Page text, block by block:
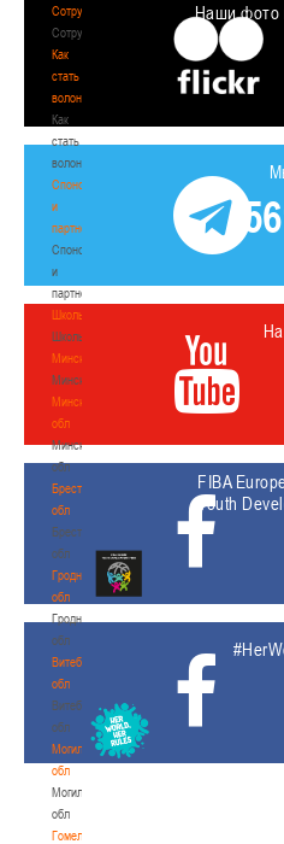
Сотрудничество
Сотрудничество
Как
стать
волонтером
Как
стать
волонтером
Спонсоры
и
партнеры
Спонсоры
и
партнеры
Школы
Школы
Минск
Минск
Минская
обл
Минская
обл
Брестская
обл
Брестская
обл
Гродненская
обл
Гродненская
обл
Витебская
обл
Витебская
обл
Могилевская
обл
Могилевская
обл
Гомельская
Наши фото
FIBA
Youth